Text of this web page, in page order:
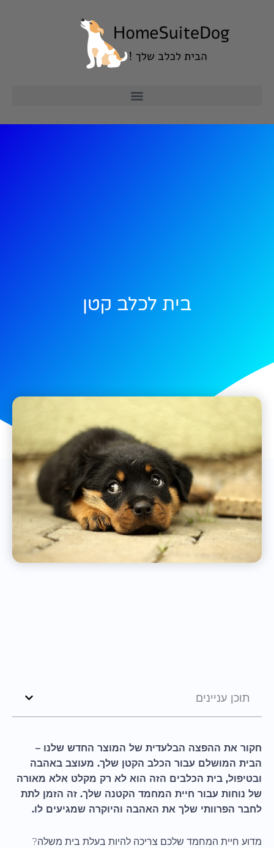
בית לכלב קטן
תוכן עניינים
חקור את ההפצה הבלעדית של המוצר החדש שלנו –
הבית המושלם עבור הכלב הקטן שלך. מעוצב באהבה
ובטיפול, בית הכלבים הזה הוא לא רק מקלט אלא מאורה
של נוחות עבור חיית המחמד הקטנה שלך. זה הזמן לתת
לחבר הפרוותי שלך את האהבה והיוקרה שמגיעים לו.
מדוע חיית המחמד שלכם צריכה להיות בעלת בית משלה?